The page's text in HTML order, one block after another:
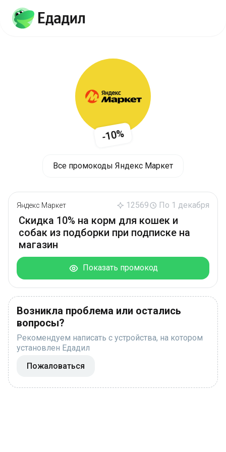
-10%
Все промокоды Яндекс Маркет
Яндекс Маркет 12569 По 1 декабря
Скидка 10% на корм для кошек и
собак из подборки при подписке на
магазин
Показать промокод
Возникла проблема или остались
вопросы?
Рекомендуем написать с устройства, на котором
установлен Едадил
Пожаловаться